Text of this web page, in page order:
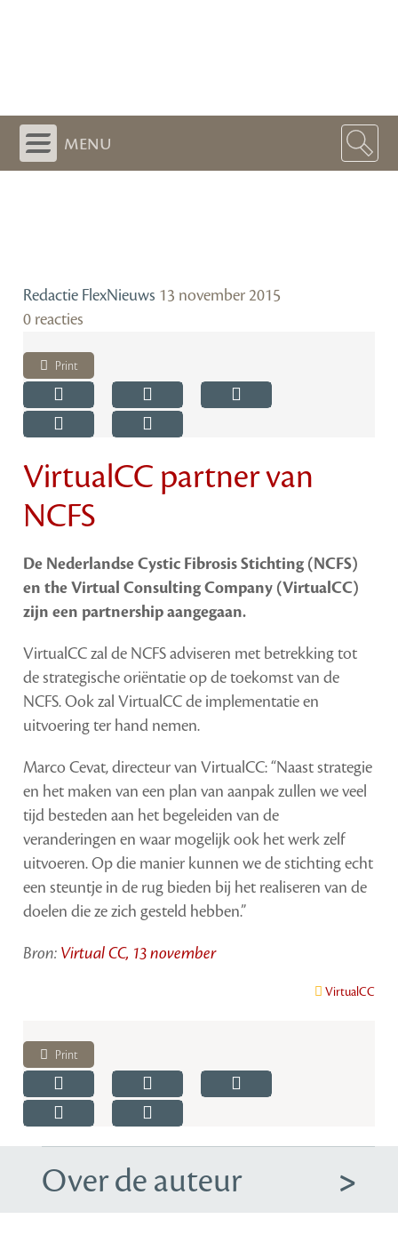
menu
Redactie FlexNieuws 13 november 2015
0 reacties
Print
VirtualCC partner van
NCFS
De Nederlandse Cystic Fibrosis Stichting (NCFS)
en the Virtual Consulting Company (VirtualCC)
zijn een partnership aangegaan.
VirtualCC zal de NCFS adviseren met betrekking tot
de strategische oriëntatie op de toekomst van de
NCFS. Ook zal VirtualCC de implementatie en
uitvoering ter hand nemen.
Marco Cevat, directeur van VirtualCC: “Naast strategie
en het maken van een plan van aanpak zullen we veel
tijd besteden aan het begeleiden van de
veranderingen en waar mogelijk ook het werk zelf
uitvoeren. Op die manier kunnen we de stichting echt
een steuntje in de rug bieden bij het realiseren van de
doelen die ze zich gesteld hebben.”
Bron: Virtual CC, 13 november
VirtualCC
Print
Over de auteur